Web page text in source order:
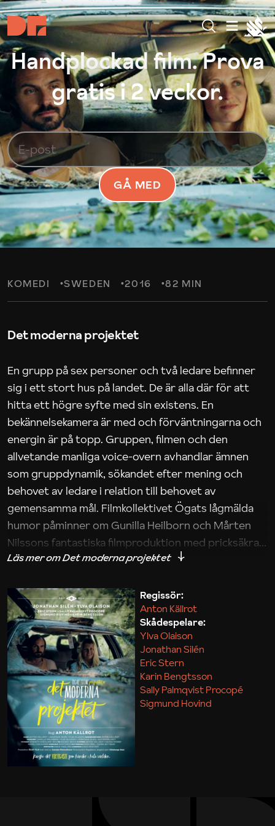
Handplockad film. Prova
gratis i 2 veckor.
GÅ MED
KOMEDI SWEDEN 2016 82 MIN
Det moderna projektet
En grupp på sex personer och två ledare befinner
sig i ett stort hus på landet. De är alla där för att
hitta ett högre syfte med sin existens. En
bekännelsekamera är med och förväntningarna och
energin är på topp. Gruppen, filmen och den
allvetande manliga voice-overn avhandlar ämnen
som gruppdynamik, sökandet efter mening och
behovet av ledare i relation till behovet av
gemensamma mål. Filmkollektivet Ögats lågmälda
humor påminner om Gunilla Heilborn och Mårten
Nilssons fantastiska filmproduktion med pricksäkra
iakttagelser om hur svårt det kan vara att omsätta
Maja Kekonius
Regissör:
Anton Källrot
Skådespelare:
Ylva Olaison
Jonathan Silén
Eric Stern
Karin Bengtsson
Sally Palmqvist Procopé
Sigmund Hovind